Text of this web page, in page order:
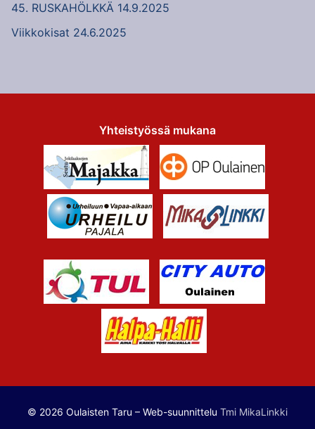
45. RUSKAHÖLKKÄ 14.9.2025
Viikkokisat 24.6.2025
Yhteistyössä mukana
© 2026 Oulaisten Taru – Web-suunnittelu Tmi MikaLinkki